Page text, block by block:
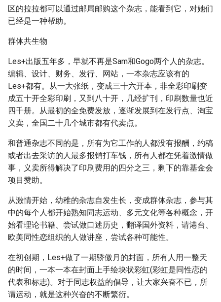
区的拉拉都可以通过邮局邮购这个杂志，能看到它，对她们
已经是一种帮助。
群体共生物
Les+出版五年多，早就不再是Sam和Gogo两个人的杂志。
编辑、设计、财务、发行、网站，一本杂志应该有的
Les+都有。从一大张纸，变成三十六开本，非全彩印刷变
成五十开全彩印刷，又到八十开，几经扩刊，印刷数量也近
四千册。从最初的全免费发放，逐渐发展到在发行点、淘宝
义卖，全国二十几个城市都有代卖点。
和普通杂志不同的是，所有为它工作的人都没有报酬，约稿
或者出去采访的人最多报销打车钱，所有人都在凭着激情做
事，义卖所得解决了印刷费用的四分之三，剩下的靠基金会
项目赞助。
从激情开始，幼稚的杂志自发生长，变成群体杂志，参与其
中的每个人都开始熟知同志运动、多元文化等各种概念，开
始看理论书籍、尝试做口述历史，翻译国外资料，请港台、
欧美同性恋组织的人做讲座，尝试各种可能性。
在初创期，Les+做了一期骄傲月的封面，所有人用一整天
的时间，一本一本在封面上手绘块状彩虹(彩虹是同性恋的
代表和标志)。对于同志权益的倡导，让大家兴奋不已，所
谓运动，就是这种兴奋的不断繁衍。